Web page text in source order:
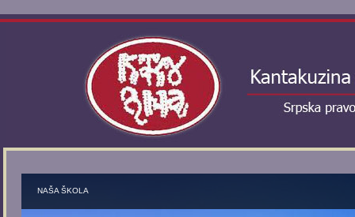
NAŠA ŠKOLA